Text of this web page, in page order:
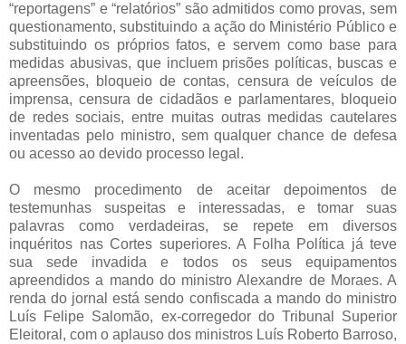
“reportagens” e “relatórios” são admitidos como provas, sem
questionamento, substituindo a ação do Ministério Público e
substituindo os próprios fatos, e servem como base para
medidas abusivas, que incluem prisões políticas, buscas e
apreensões, bloqueio de contas, censura de veículos de
imprensa, censura de cidadãos e parlamentares, bloqueio
de redes sociais, entre muitas outras medidas cautelares
inventadas pelo ministro, sem qualquer chance de defesa
ou acesso ao devido processo legal.
O mesmo procedimento de aceitar depoimentos de
testemunhas suspeitas e interessadas, e tomar suas
palavras como verdadeiras, se repete em diversos
inquéritos nas Cortes superiores. A Folha Política já teve
sua sede invadida e todos os seus equipamentos
apreendidos a mando do ministro Alexandre de Moraes. A
renda do jornal está sendo confiscada a mando do ministro
Luís Felipe Salomão, ex-corregedor do Tribunal Superior
Eleitoral, com o aplauso dos ministros Luís Roberto Barroso,